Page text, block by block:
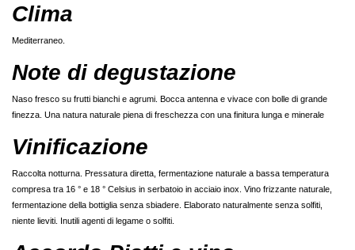
Clima
Mediterraneo.
Note di degustazione
Naso fresco su frutti bianchi e agrumi. Bocca antenna e vivace con bolle di grande
finezza. Una natura naturale piena di freschezza con una finitura lunga e minerale
Vinificazione
Raccolta notturna. Pressatura diretta, fermentazione naturale a bassa temperatura
compresa tra 16 ° e 18 ° Celsius in serbatoio in acciaio inox. Vino frizzante naturale,
fermentazione della bottiglia senza sbiadere. Elaborato naturalmente senza solfiti,
niente lieviti. Inutili agenti di legame o solfiti.